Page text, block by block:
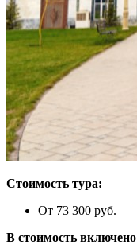
Стоимость тура:
От 73 300 руб.
В стоимость